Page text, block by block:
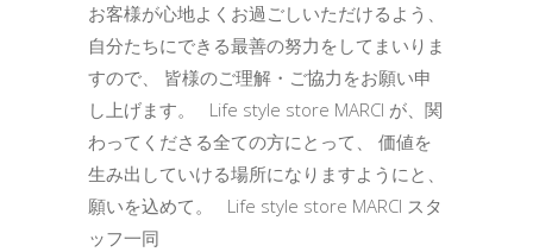
お客様が心地よくお過ごしいただけるよう、
自分たちにできる最善の努力をしてまいりま
すので、 皆様のご理解・ご協力をお願い申
し上げます。 Life style store MARCI が、関
わってくださる全ての方にとって、 価値を
生み出していける場所になりますようにと、
願いを込めて。 Life style store MARCI スタ
ッフ一同